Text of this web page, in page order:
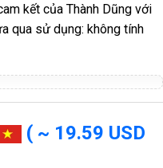
kết của Thành Dũng với
qua sử dụng: không tính
( ~ 19.59 USD